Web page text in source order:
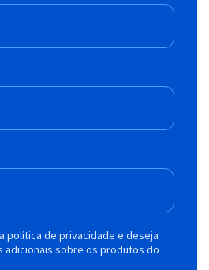
política de privacidade e deseja
adicionais sobre os produtos do